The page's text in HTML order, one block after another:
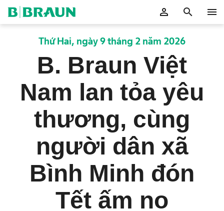
person search menu
Thứ Hai, ngày 9 tháng 2 năm 2026
B. Braun Việt
Nam lan tỏa yêu
thương, cùng
người dân xã
Bình Minh đón
Tết ấm no